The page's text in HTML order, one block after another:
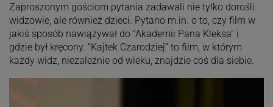
Zaproszonym gościom pytania zadawali nie tylko dorośli
widzowie, ale również dzieci. Pytano m.in. o to, czy film w
jakiś sposób nawiązywał do “Akademii Pana Kleksa” i
gdzie był kręcony. “Kajtek Czarodziej” to film, w którym
każdy widz, niezależnie od wieku, znajdzie coś dla siebie.